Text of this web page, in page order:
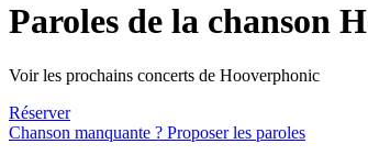
Paroles de la chanson
Voir les prochains concerts de Hooverphonic
Réserver
Chanson manquante ? Proposer les paroles